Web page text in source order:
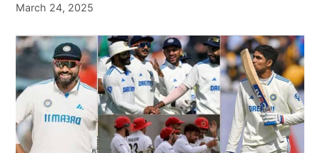
March 24, 2025